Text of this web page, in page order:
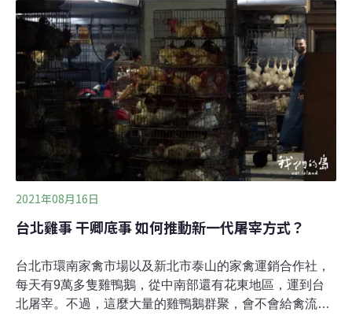
向清潔隊員致敬，而目前正在輔導垃圾車加裝防墜欄，也
呼籲民眾將高壓氣瓶、廢玻璃、行動電源及鋰電池等物確
實回收，勿隨意丟棄於垃圾中，以免起火造成清潔隊員工
作風險。站立垃圾車後斗風險高 2018年清潔隊員墜落殉職
環署推防護措施「道路交通安全規則」第77條規定車廂以
外不得載人，「職業安全衛生設施規則」第157條也規
定，不可以讓勞工處於垃圾車或資收車上可能墜落的位
置。但長期以來，清潔隊員都得站在毫無防護的垃圾車後
斗作業，過去曾經發生多次意外。根據環保署統計，2015
～2021年環保機關人員申請勞保
2021年08月16日
台北雞事 干卿底事 如何推動新一代屠宰方式？
台北市環南家禽市場以及新北市泰山的家禽運銷合作社，
每天有9萬多隻雞鴨鵝，從中南部還有花東地區，運到台
北屠宰。不過，這麼大量的雞鴨鵝群聚，會不會給禽流感